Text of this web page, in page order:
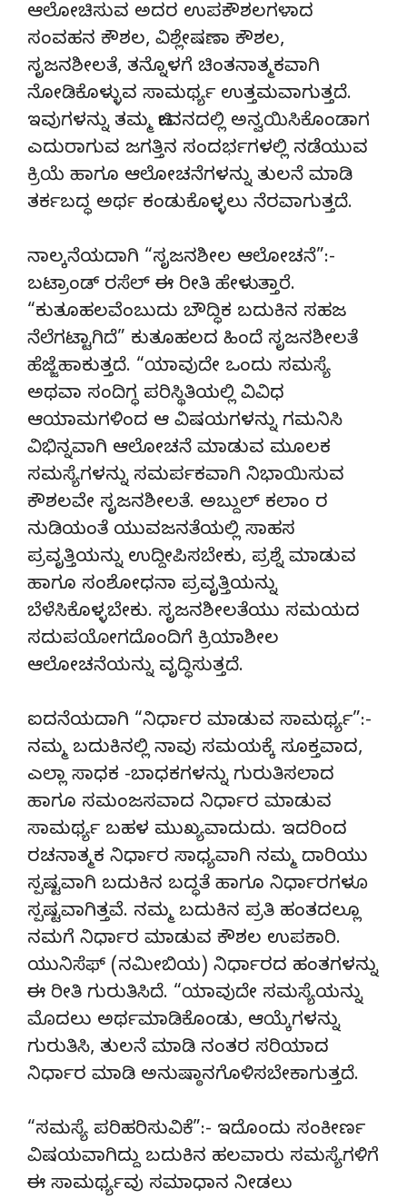
ಆಲೋಚಿಸುವ ಅದರ ಉಪಕೌಶಲಗಳಾದ
ಸಂವಹನ ಕೌಶಲ, ವಿಶ್ಲೇಷಣಾ ಕೌಶಲ,
ಸೃಜನಶೀಲತೆ, ತನ್ನೊಳಗೆ ಚಿಂತನಾತ್ಮಕವಾಗಿ
ನೋಡಿಕೊಳ್ಳುವ ಸಾಮರ್ಥ್ಯ ಉತ್ತಮವಾಗುತ್ತದೆ.
ಇವುಗಳನ್ನು ತಮ್ಮ ಜೀವನದಲ್ಲಿ ಅನ್ವಯಿಸಿಕೊಂಡಾಗ
ಎದುರಾಗುವ ಜಗತ್ತಿನ ಸಂದರ್ಭಗಳಲ್ಲಿ ನಡೆಯುವ
ಕ್ರಿಯೆ ಹಾಗೂ ಆಲೋಚನೆಗಳನ್ನು ತುಲನೆ ಮಾಡಿ
ತರ್ಕಬದ್ಧ ಅರ್ಥ ಕಂಡುಕೊಳ್ಳಲು ನೆರವಾಗುತ್ತದೆ.
ನಾಲ್ಕನೆಯದಾಗಿ “ಸೃಜನಶೀಲ ಆಲೋಚನೆ”:-
ಬಟ್ರಾಂಡ್ ರಸೆಲ್ ಈ ರೀತಿ ಹೇಳುತ್ತಾರೆ.
“ಕುತೂಹಲವೆಂಬುದು ಬೌದ್ಧಿಕ ಬದುಕಿನ ಸಹಜ
ನೆಲೆಗಟ್ಟಾಗಿದೆ” ಕುತೂಹಲದ ಹಿಂದೆ ಸೃಜನಶೀಲತೆ
ಹೆಜ್ಜೆಹಾಕುತ್ತದೆ. “ಯಾವುದೇ ಒಂದು ಸಮಸ್ಯೆ
ಅಥವಾ ಸಂದಿಗ್ಧ ಪರಿಸ್ಥಿತಿಯಲ್ಲಿ ವಿವಿಧ
ಆಯಾಮಗಳಿಂದ ಆ ವಿಷಯಗಳನ್ನು ಗಮನಿಸಿ
ವಿಭಿನ್ನವಾಗಿ ಆಲೋಚನೆ ಮಾಡುವ ಮೂಲಕ
ಸಮಸ್ಯೆಗಳನ್ನು ಸಮರ್ಪಕವಾಗಿ ನಿಭಾಯಿಸುವ
ಕೌಶಲವೇ ಸೃಜನಶೀಲತೆ. ಅಬ್ದುಲ್ ಕಲಾಂ ರ
ನುಡಿಯಂತೆ ಯುವಜನತೆಯಲ್ಲಿ ಸಾಹಸ
ಪ್ರವೃತ್ತಿಯನ್ನು ಉದ್ದೀಪಿಸಬೇಕು, ಪ್ರಶ್ನೆ ಮಾಡುವ
ಹಾಗೂ ಸಂಶೋಧನಾ ಪ್ರವೃತ್ತಿಯನ್ನು
ಬೆಳೆಸಿಕೊಳ್ಳಬೇಕು. ಸೃಜನಶೀಲತೆಯು ಸಮಯದ
ಸದುಪಯೋಗದೊಂದಿಗೆ ಕ್ರಿಯಾಶೀಲ
ಆಲೋಚನೆಯನ್ನು ವೃದ್ಧಿಸುತ್ತದೆ.
ಐದನೆಯದಾಗಿ “ನಿರ್ಧಾರ ಮಾಡುವ ಸಾಮರ್ಥ್ಯ”:-
ನಮ್ಮ ಬದುಕಿನಲ್ಲಿ ನಾವು ಸಮಯಕ್ಕೆ ಸೂಕ್ತವಾದ,
ಎಲ್ಲಾ ಸಾಧಕ -ಬಾಧಕಗಳನ್ನು ಗುರುತಿಸಲಾದ
ಹಾಗೂ ಸಮಂಜಸವಾದ ನಿರ್ಧಾರ ಮಾಡುವ
ಸಾಮರ್ಥ್ಯ ಬಹಳ ಮುಖ್ಯವಾದುದು. ಇದರಿಂದ
ರಚನಾತ್ಮಕ ನಿರ್ಧಾರ ಸಾಧ್ಯವಾಗಿ ನಮ್ಮ ದಾರಿಯು
ಸ್ಪಷ್ಟವಾಗಿ ಬದುಕಿನ ಬದ್ಧತೆ ಹಾಗೂ ನಿರ್ಧಾರಗಳೂ
ಸ್ಪಷ್ಟವಾಗಿತ್ತವೆ. ನಮ್ಮ ಬದುಕಿನ ಪ್ರತಿ ಹಂತದಲ್ಲೂ
ನಮಗೆ ನಿರ್ಧಾರ ಮಾಡುವ ಕೌಶಲ ಉಪಕಾರಿ.
ಯುನಿಸೆಫ್ (ನಮೀಬಿಯ) ನಿರ್ಧಾರದ ಹಂತಗಳನ್ನು
ಈ ರೀತಿ ಗುರುತಿಸಿದೆ. “ಯಾವುದೇ ಸಮಸ್ಯೆಯನ್ನು
ಮೊದಲು ಅರ್ಥಮಾಡಿಕೊಂಡು, ಆಯ್ಕೆಗಳನ್ನು
ಗುರುತಿಸಿ, ತುಲನೆ ಮಾಡಿ ನಂತರ ಸರಿಯಾದ
ನಿರ್ಧಾರ ಮಾಡಿ ಅನುಷ್ಠಾನಗೊಳಿಸಬೇಕಾಗುತ್ತದೆ.
“ಸಮಸ್ಯೆ ಪರಿಹರಿಸುವಿಕೆ”:- ಇದೊಂದು ಸಂಕೀರ್ಣ
ವಿಷಯವಾಗಿದ್ದು ಬದುಕಿನ ಹಲವಾರು ಸಮಸ್ಯೆಗಳಿಗೆ
ಈ ಸಾಮರ್ಥ್ಯವು ಸಮಾಧಾನ ನೀಡಲು